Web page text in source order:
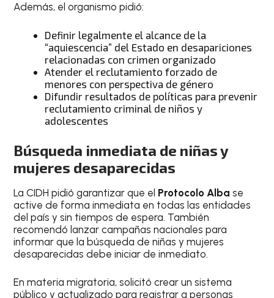
Además, el organismo pidió:
Definir legalmente el alcance de la
“aquiescencia” del Estado en desapariciones
relacionadas con crimen organizado
Atender el reclutamiento forzado de
menores con perspectiva de género
Difundir resultados de políticas para prevenir
reclutamiento criminal de niños y
adolescentes
Búsqueda inmediata de niñas y
mujeres desaparecidas
La CIDH pidió garantizar que el Protocolo Alba se
active de forma inmediata en todas las entidades
del país y sin tiempos de espera. También
recomendó lanzar campañas nacionales para
informar que la búsqueda de niñas y mujeres
desaparecidas debe iniciar de inmediato.
En materia migratoria, solicitó crear un sistema
público y actualizado para registrar a personas